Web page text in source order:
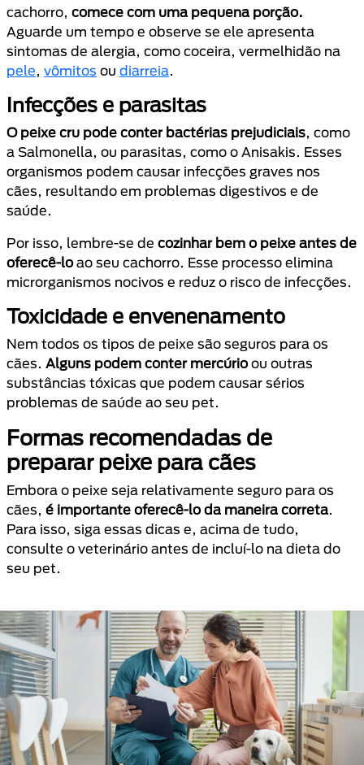
cachorro, comece com uma pequena porção.
Aguarde um tempo e observe se ele apresenta
sintomas de alergia, como coceira, vermelhidão na
pele, vômitos ou diarreia.
Infecções e parasitas
O peixe cru pode conter bactérias prejudiciais, como
a Salmonella, ou parasitas, como o Anisakis. Esses
organismos podem causar infecções graves nos
cães, resultando em problemas digestivos e de
saúde.
Por isso, lembre-se de cozinhar bem o peixe antes de
oferecê-loao seu cachorro. Esse processo elimina
microrganismos nocivos e reduz o risco de infecções.
Toxicidade e envenenamento
Nem todos os tipos de peixe são seguros para os
cães. Alguns podem conter mercúrioou outras
substâncias tóxicas que podem causar sérios
problemas de saúde ao seu pet.
Formas recomendadas de
preparar peixe para cães
Embora o peixe seja relativamente seguro para os
cães, é importante oferecê-lo da maneira correta.
Para isso, siga essas dicas e, acima de tudo,
consulte o veterinário antes de incluí-lo na dieta do
seu pet.